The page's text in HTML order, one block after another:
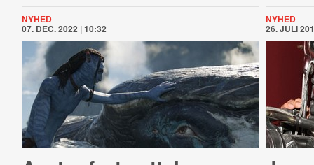
NYHED
07. DEC. 2022 | 10:32
NYHED
26. JULI